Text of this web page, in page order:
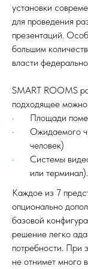
установки
для проведения
презентаций.
большим
власти
SMART ROOMS
подходящее
Площади
Ожидаемого
человек)
Системы
или терминал).
Каждое из 7
опционально
базовой
решение легко
потребности. При
не отнимет много